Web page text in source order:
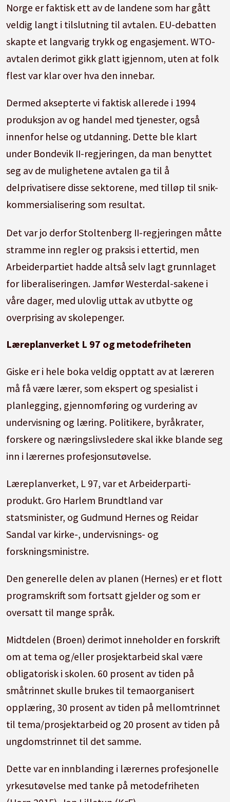
Norge er faktisk ett av de landene som har gått
veldig langt i tilslutning til avtalen. EU-debatten
skapte et langvarig trykk og engasjement. WTO-
avtalen derimot gikk glatt igjennom, uten at folk
flest var klar over hva den innebar.
Dermed aksepterte vi faktisk allerede i 1994
produksjon av og handel med tjenester, også
innenfor helse og utdanning. Dette ble klart
under Bondevik II-regjeringen, da man benyttet
seg av de mulighetene avtalen ga til å
delprivatisere disse sektorene, med tilløp til snik-
kommersialisering som resultat.
Det var jo derfor Stoltenberg II-regjeringen måtte
stramme inn regler og praksis i ettertid, men
Arbeiderpartiet hadde altså selv lagt grunnlaget
for liberaliseringen. Jamfør Westerdal-sakene i
våre dager, med ulovlig uttak av utbytte og
overprising av skolepenger.
Læreplanverket L 97 og metodefriheten
Giske er i hele boka veldig opptatt av at læreren
må få være lærer, som ekspert og spesialist i
planlegging, gjennomføring og vurdering av
undervisning og læring. Politikere, byråkrater,
forskere og næringslivsledere skal ikke blande seg
inn i lærernes profesjonsutøvelse.
Læreplanverket, L 97, var et Arbeiderparti-
produkt. Gro Harlem Brundtland var
statsminister, og Gudmund Hernes og Reidar
Sandal var kirke-, undervisnings- og
forskningsministre.
Den generelle delen av planen (Hernes) er et flott
programskrift som fortsatt gjelder og som er
oversatt til mange språk.
Midtdelen (Broen) derimot inneholder en forskrift
om at tema og/eller prosjektarbeid skal være
obligatorisk i skolen. 60 prosent av tiden på
småtrinnet skulle brukes til temaorganisert
opplæring, 30 prosent av tiden på mellomtrinnet
til tema/prosjektarbeid og 20 prosent av tiden på
ungdomstrinnet til det samme.
Dette var en innblanding i lærernes profesjonelle
yrkesutøvelse med tanke på metodefriheten